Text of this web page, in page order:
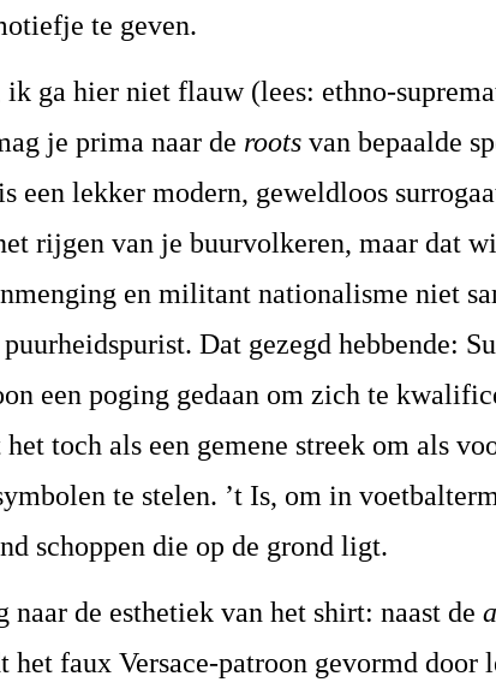
te geven.
ga hier niet flauw (lees: ethno-
je prima naar de roots van bepaalde
een lekker modern, geweldloos
rijgen van je buurvolkeren, maar dat
en militant nationalisme niet
puurheidspurist. Dat gezegd hebbende:
een poging gedaan om zich te
toch als een gemene streek om als
te stelen. ’t Is, om in
schoppen die op de grond ligt.
naar de esthetiek van het shirt: naast de
het faux Versace-patroon gevormd door